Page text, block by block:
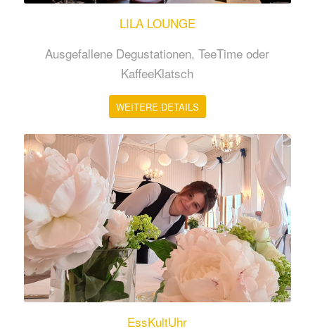
LILA LOUNGE
Ausgefallene Degustationen, TeeTime oder
KaffeeKlatsch
WEITERE DETAILS
EssKultUhr